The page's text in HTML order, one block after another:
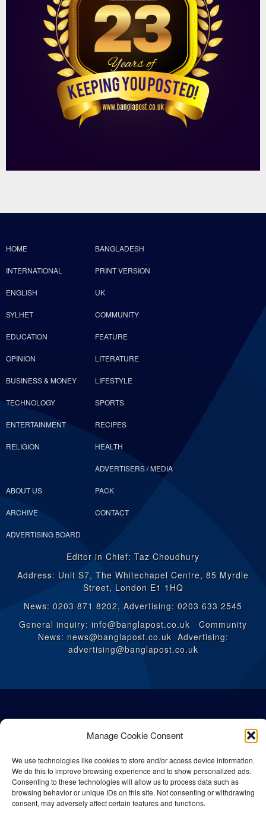
Manage Cookie Consent
We use technologies like cookies to store and/or access device information.
We do this to improve browsing experience and to show personalized ads.
Consenting to these technologies will allow us to process data such as
browsing behavior or unique IDs on this site. Not consenting or withdrawing
consent, may adversely affect certain features and functions.
HOME BANGLADESH
INTERNATIONAL PRINT VERSION
ENGLISH UK
SYLHET COMMUNITY
EDUCATION FEATURE
OPINION LITERATURE
BUSINESS & MONEY LIFESTYLE
TECHNOLOGY SPORTS
ENTERTAINMENT RECIPES
RELIGION HEALTH
ABOUT US
ADVERTISERS / MEDIA
PACK
ARCHIVE CONTACT
ADVERTISING BOARD
Editor in Chief: Taz Choudhury
Address: Unit S7, The Whitechapel Centre, 85 Myrdle
Street, London E1 1HQ
News: 0203 871 8202, Advertising: 0203 633 2545
General inquiry: info@banglapost.co.uk Community
News: news@banglapost.co.uk Advertising:
advertising@banglapost.co.uk